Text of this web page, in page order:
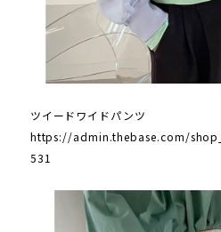
ツイードワイドパンツ
https://admin.thebase.com/
531